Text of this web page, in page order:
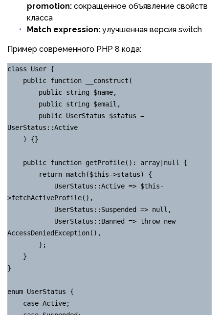
promotion: сокращенное объявление свойств
класса
Match expression: улучшенная версия switch
Пример современного PHP 8 кода:
class User {
UserStatus::Active
>fetchActiveProfile(),
AccessDeniedException(),
}
enum UserStatus {